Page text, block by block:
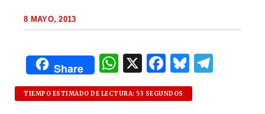
8 MAYO, 2013
Share
W
h
at
X F
a
c
B
lu
es
TIEMPO ESTIMADO DE LECTURA: 53 SEGUNDOS